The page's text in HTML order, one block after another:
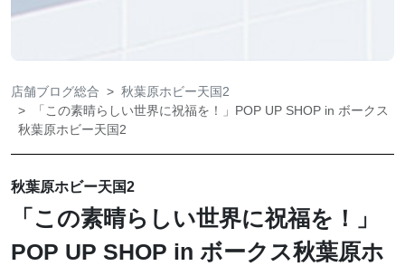
店舗ブログ総合
秋葉原ホビー天国2
「この素晴らしい世界に祝福を！」POP UP SHOP in ボークス
秋葉原ホビー天国2
秋葉原ホビー天国2
「この素晴らしい世界に祝福を！」
POP UP SHOP in ボークス秋葉原ホ